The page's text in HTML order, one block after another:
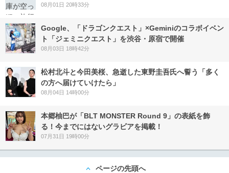
08月01日 20時33分
Google、「ドラゴンクエスト」×Geminiのコラボイベン
ト「ジェミニクエスト」を渋谷・原宿で開催
08月03日 18時42分
松村北斗と今田美桜、急逝した東野圭吾氏へ誓う「多く
の方へ届けていけたら」
08月04日 14時00分
本郷柚巴が「BLT MONSTER Round 9」の表紙を飾
る！今までにはないグラビアを掲載！
07月31日 19時00分
ページの先頭へ